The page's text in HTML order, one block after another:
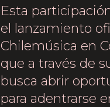
Esta
el lanzamiento
Chilemúsica en
que a través de
busca abrir
para adentrarse